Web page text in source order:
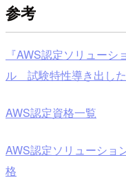
参考
『AWS認定ソリュー
ル 試験特性導き出した
AWS認定資格一覧
AWS認定ソリューショ
格